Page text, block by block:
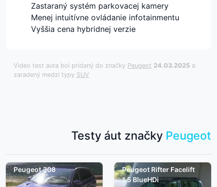
Zastaraný systém parkovacej kamery
Menej intuitívne ovládanie infotainmentu
Vyššia cena hybridnej verzie
Video test auta bol pridaný do značky Peugeot 24.03.2025 a
zaradený medzi typy SUV
Testy áut značky Peugeot
Peugeot 308
Peugeot Rifter Facelift
1.5 BlueHDi